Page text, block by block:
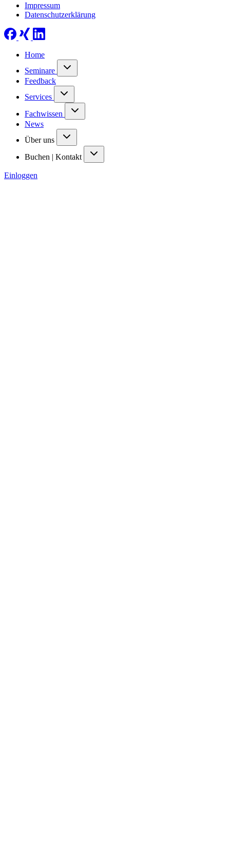
Impressum
Datenschutzerklärung
Home
Seminare
Feedback
Services
Fachwissen
News
Über uns
Buchen | Kontakt
Einloggen